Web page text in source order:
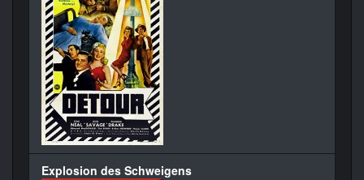
Explosion des Schweigens